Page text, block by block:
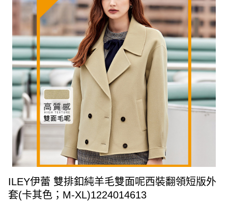
ILEY伊蕾 雙排釦純羊毛雙面呢西裝翻領短版外
套(卡其色；M-XL)1224014613